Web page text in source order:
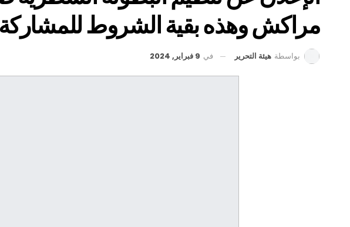
مراكش وهذه بقية الشروط للمشاركة
بواسطة هيئة التحرير في 9 فبراير, 2024